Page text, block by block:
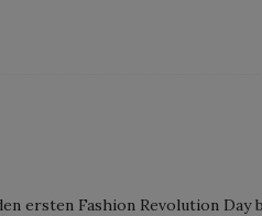
ersten Fashion Revolution Day